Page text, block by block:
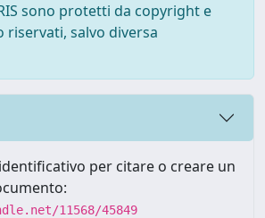
sono protetti da copyright e
salvo diversa
per citare o creare un
11568/45849